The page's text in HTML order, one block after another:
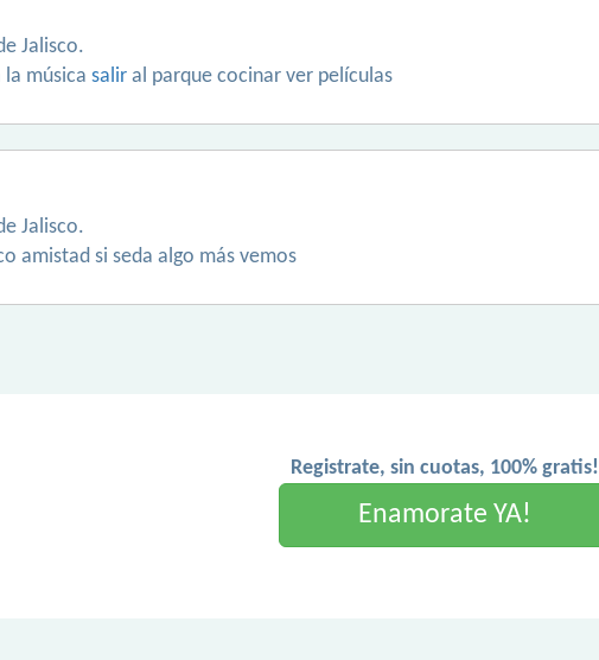
Jalisco.
la música salir al parque cocinar ver películas
Jalisco.
amistad si seda algo más vemos
Registrate, sin cuotas, 100% gratis!
Enamorate YA!